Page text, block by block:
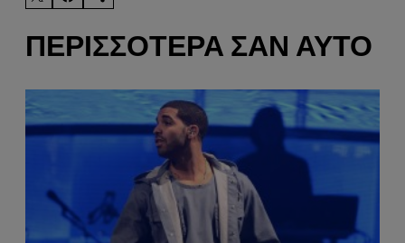
ΠΕΡΙΣΣΌΤΕΡΑ ΣΑΝ ΑΥΤΌ